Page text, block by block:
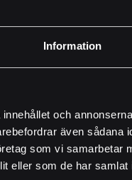
Information
och
även sådana
som vi samarbetar
eller som de har
fönster är ett effektivt
och färger.
bländning och
FAQ
Lämna